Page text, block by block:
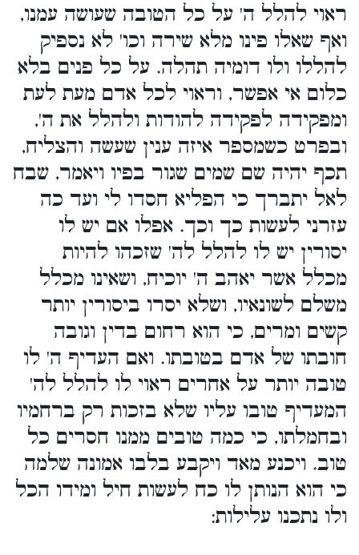
ראוי להלל ה' על כל הטובה שעושה עמנו,
ואף שאלו פינו מלא שירה וכו' לא נספיק
להללו ולו דומיה תהלה. על כל פנים בלא
כלום אי אפשר, וראוי לכל אדם מעת לעת
ומפקידה לפקידה להודות ולהלל את ה',
ובפרט כשמספר איזה ענין שעשה והצליח,
תכף יהיה שם שמים שגור בפיו ויאמר, שבח
לאל יתברך כי הפליא חסדו לי ועד כה
עזרני לעשות כך וכך. אפלו אם יש לו
יסורין יש לו להלל לה' שזכהו להיות
מכלל אשר יאהב ה' יוכיח, ושאינו מכלל
משלם לשונאיו, ושלא יסרו ביסורין יותר
קשים ומרים, כי הוא רחום בדין וגובה
חובתו של אדם בטובתו. ואם העדיף ה' לו
טובה יותר על אחרים ראוי לו להלל לה'
המעדיף טובו עליו שלא בזכות רק ברחמיו
ובחמלתו, כי כמה טובים ממנו חסרים כל
טוב. ויכנע מאד ויקבע בלבו אמונה שלמה
כי הוא הנותן לו כח לעשות חיל ומידו הכל
ולו נתכנו עלילות: